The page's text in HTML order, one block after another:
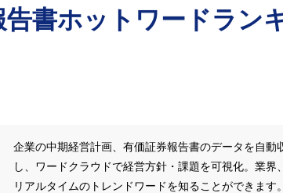
告書ホットワードラン
企業の中期経営計画、有価証券報告書のデータを自動
し、ワードクラウドで経営方針・課題を可視化。業界
リアルタイムのトレンドワードを知ることができます